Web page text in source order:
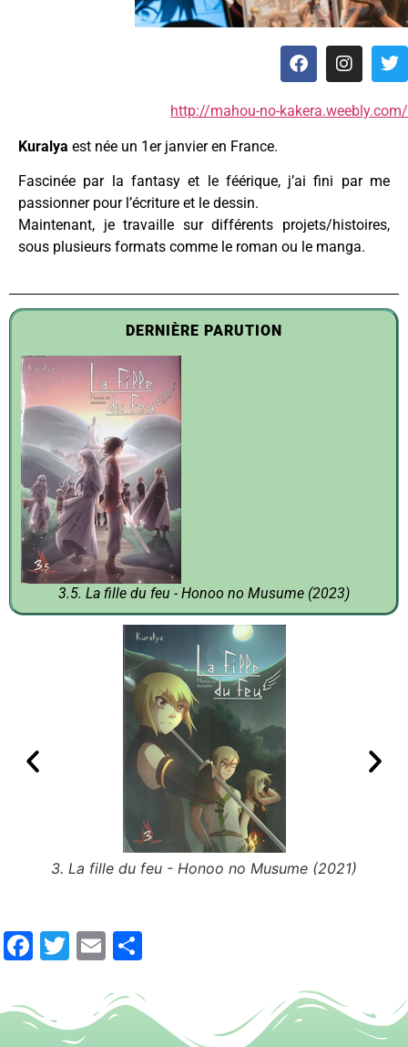
http://mahou-no-kakera.weebly.com/
Kuralya est née un 1er janvier en France.
Fascinée par la fantasy et le féérique, j’ai fini par me
passionner pour l’écriture et le dessin.
Maintenant, je travaille sur différents projets/histoires,
sous plusieurs formats comme le roman ou le manga.
DERNIÈRE PARUTION
3.5. La fille du feu - Honoo no Musume (2023)
3. La fille du feu - Honoo no Musume (2021)
Facebook
Twitter
Email